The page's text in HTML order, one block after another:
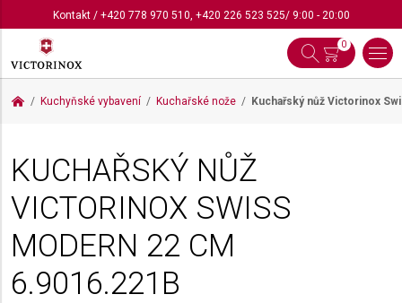
Kontakt/ +420 778 970 510, +420 226 523 525/ 9:00 - 20:00
0
Kuchyňské vybavení Kuchařské nože Kuchařský nůž Victorinox
KUCHAŘSKÝ NŮŽ
VICTORINOX SWISS
MODERN 22 CM
6.9016.221B